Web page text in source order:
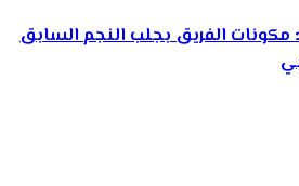
مكونات الفريق بجلب النجم السابق